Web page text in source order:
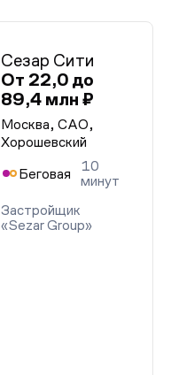
Сезар Сити
От 22,0 до
89,4 млн ₽
Москва, САО,
Хорошевский
Беговая
10
минут
Застройщик
«Sezar Group»